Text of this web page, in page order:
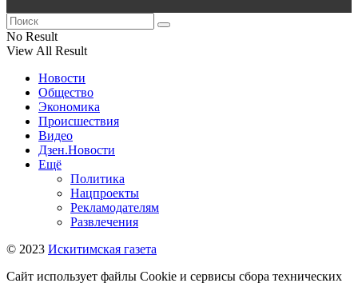
No Result
View All Result
Новости
Общество
Экономика
Происшествия
Видео
Дзен.Новости
Ещё
Политика
Нацпроекты
Рекламодателям
Развлечения
© 2023 Искитимская газета
Сайт использует файлы Cookie и сервисы сбора технических